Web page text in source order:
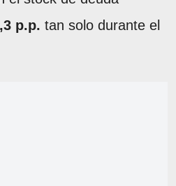
p.p. tan solo durante el